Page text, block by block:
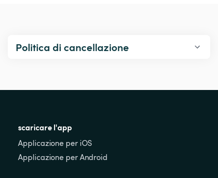
Politica di cancellazione
scaricare l'app
Applicazione per iOS
Applicazione per Android